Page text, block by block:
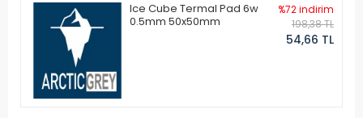
Ice Cube Termal Pad 6w
0.5mm 50x50mm
%72 indirim
198,38 TL
54,66 TL